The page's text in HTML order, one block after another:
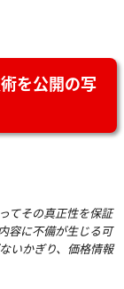
を公開の写
てその真正性を保証
容に不備が生じる可
いかぎり、価格情報